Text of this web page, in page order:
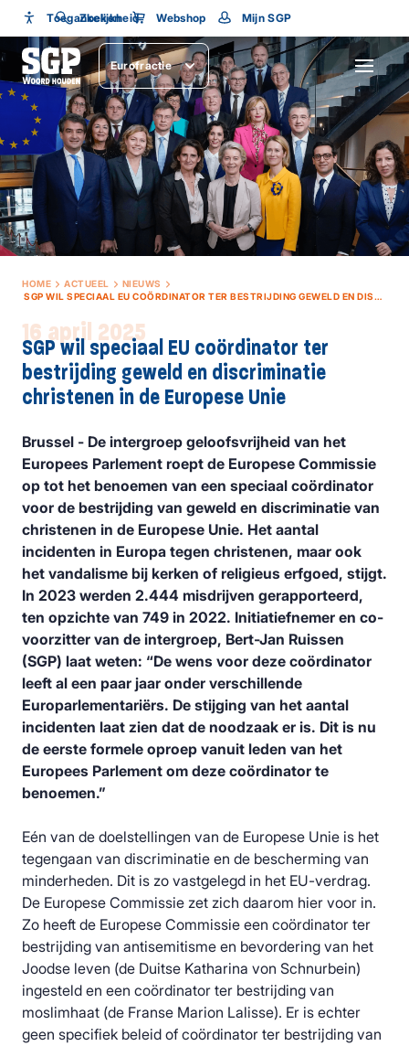
Toegankelijkheid
Toegankelijkheid
Lettergrootte
Zoeken Webshop Mijn SGP
Eurofractie SLUITEN
HOME ACTUEEL
NIEUWS
SGP WIL SPECIAAL EU COÖRDINATOR TER BESTRIJDING GEWELD EN DISCRIMINATIE CHRISTENEN IN DE EUROPESE UNIE
16 april 2025
SGP wil speciaal EU coördinator ter
bestrijding geweld en discriminatie
christenen in de Europese Unie
Brussel - De intergroep geloofsvrijheid van het
Europees Parlement roept de Europese Commissie
op tot het benoemen van een speciaal coördinator
voor de bestrijding van geweld en discriminatie van
christenen in de Europese Unie. Het aantal
incidenten in Europa tegen christenen, maar ook
het vandalisme bij kerken of religieus erfgoed, stijgt.
In 2023 werden 2.444 misdrijven gerapporteerd,
ten opzichte van 749 in 2022. Initiatiefnemer en co-
voorzitter van de intergroep, Bert-Jan Ruissen
(SGP) laat weten: “De wens voor deze coördinator
leeft al een paar jaar onder verschillende
Europarlementariërs. De stijging van het aantal
incidenten laat zien dat de noodzaak er is. Dit is nu
de eerste formele oproep vanuit leden van het
Europees Parlement om deze coördinator te
benoemen.”
Eén van de doelstellingen van de Europese Unie is het
tegengaan van discriminatie en de bescherming van
minderheden. Dit is zo vastgelegd in het EU-verdrag.
De Europese Commissie zet zich daarom hier voor in.
Zo heeft de Europese Commissie een coördinator ter
bestrijding van antisemitisme en bevordering van het
Joodse leven (de Duitse Katharina von Schnurbein)
ingesteld en een coördinator ter bestrijding van
moslimhaat (de Franse Marion Lalisse). Er is echter
geen specifiek beleid of coördinator ter bestrijding van